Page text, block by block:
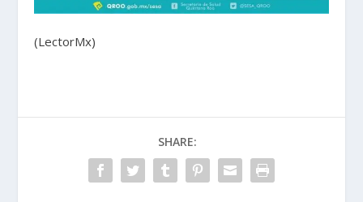
(LectorMx)
SHARE: